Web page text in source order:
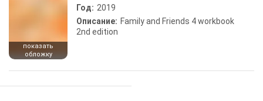
показать
обложку
Год: 2019
Описание: Family and Friends 4 workbook
2nd edition